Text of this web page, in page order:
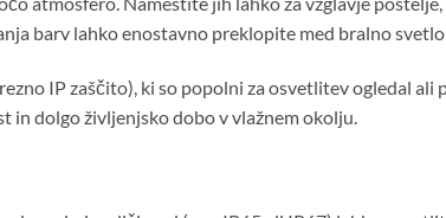
barv lahko enostavno preklopite med bralno
IP zaščito), ki so popolni za osvetlitev ogledal
in dolgo življenjsko dobo v vlažnem okolju.